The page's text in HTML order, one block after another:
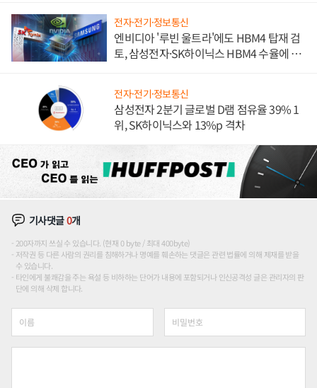
전자·전기·정보통신
엔비디아 '루빈 울트라'에도 HBM4 탑재 검
토, 삼성전자·SK하이닉스 HBM4 수율에 주
전자·전기·정보통신
삼성전자 2분기 글로벌 D램 점유율 39% 1
위, SK하이닉스와 13%p 격차
기사댓글0개
200자까지 쓰실 수 있습니다. (현재 0 byte / 최대 400byte)
저작권 등 다른 사람의 권리를 침해하거나 명예를 훼손하는 댓글은 관련 법률에 의해 제재를 받을
수 있습니다.
타인에게 불쾌감을 주는 욕설 등 비하하는 단어가 내용에 포함되거나 인신공격성 글은 관리자의 판
단에 의해 삭제 합니다.